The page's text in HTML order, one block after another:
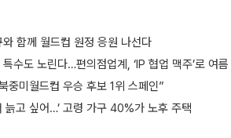
함께 월드컵 원정 응원 나선다
수도 노린다…편의점업계, ‘IP 협업 맥주’로 여
중미월드컵 우승 후보 1위 스페인”
늙고 싶어…’ 고령 가구 40%가 노후 주택